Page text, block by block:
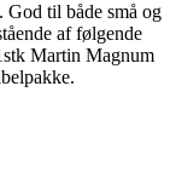
God til både små og
af følgende
Martin Magnum